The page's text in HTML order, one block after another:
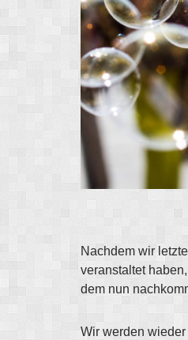
Nachdem wir
veranstaltet
dem nun
Wir werden